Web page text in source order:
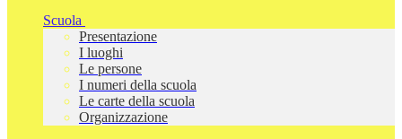
Scuola
Presentazione
I luoghi
Le persone
I numeri della scuola
Le carte della scuola
Organizzazione